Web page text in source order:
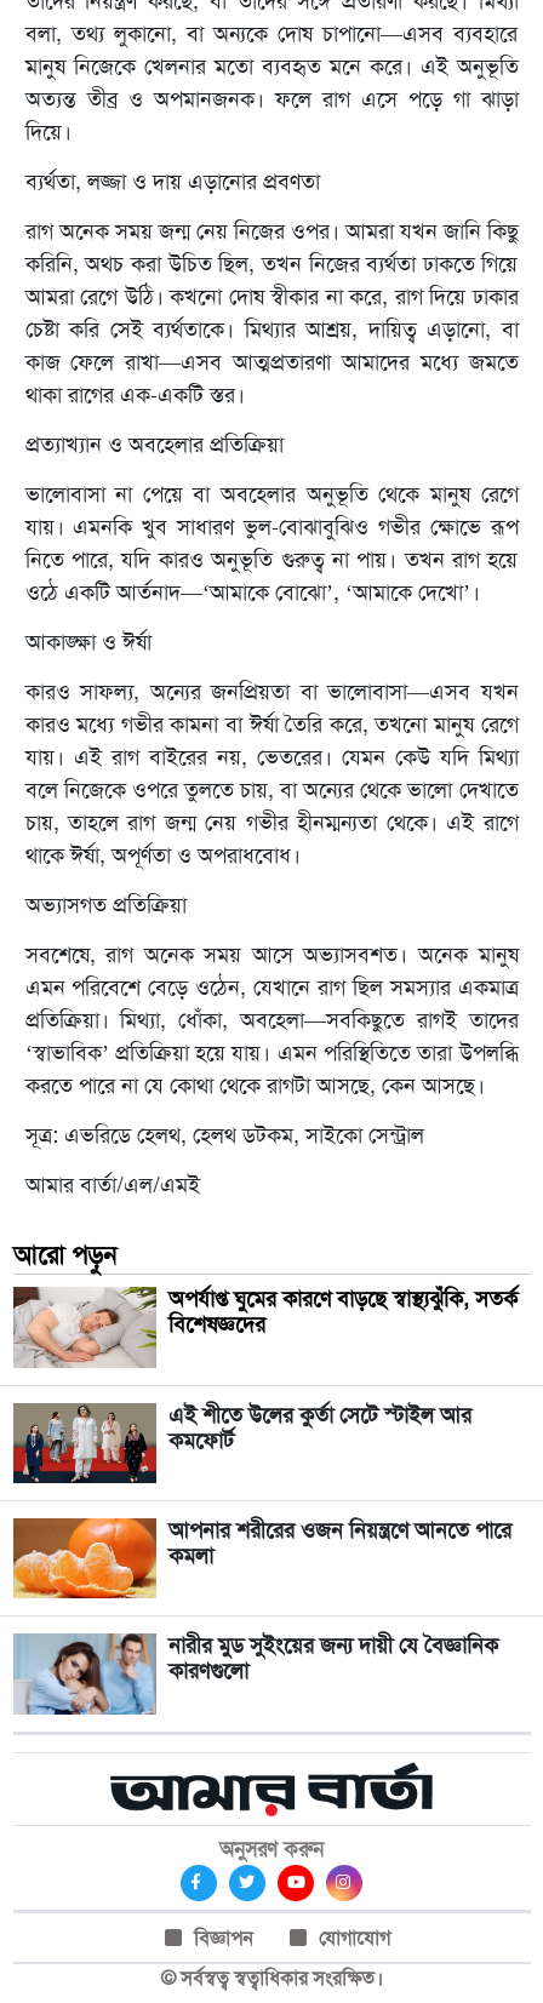
বলা, তথ্য লুকানো, বা অন্যকে দোষ চাপানো—এসব ব্যবহারে
মানুষ নিজেকে খেলনার মতো ব্যবহৃত মনে করে। এই অনুভূতি
অত্যন্ত তীব্র ও অপমানজনক। ফলে রাগ এসে পড়ে গা ঝাড়া
দিয়ে।
ব্যর্থতা, লজ্জা ও দায় এড়ানোর প্রবণতা
রাগ অনেক সময় জন্ম নেয় নিজের ওপর। আমরা যখন জানি কিছু
করিনি, অথচ করা উচিত ছিল, তখন নিজের ব্যর্থতা ঢাকতে গিয়ে
আমরা রেগে উঠি। কখনো দোষ স্বীকার না করে, রাগ দিয়ে ঢাকার
চেষ্টা করি সেই ব্যর্থতাকে। মিথ্যার আশ্রয়, দায়িত্ব এড়ানো, বা
কাজ ফেলে রাখা—এসব আত্মপ্রতারণা আমাদের মধ্যে জমতে
থাকা রাগের এক-একটি স্তর।
প্রত্যাখ্যান ও অবহেলার প্রতিক্রিয়া
ভালোবাসা না পেয়ে বা অবহেলার অনুভূতি থেকে মানুষ রেগে
যায়। এমনকি খুব সাধারণ ভুল-বোঝাবুঝিও গভীর ক্ষোভে রূপ
নিতে পারে, যদি কারও অনুভূতি গুরুত্ব না পায়। তখন রাগ হয়ে
ওঠে একটি আর্তনাদ—‘আমাকে বোঝো’, ‘আমাকে দেখো’।
আকাঙ্ক্ষা ও ঈর্ষা
কারও সাফল্য, অন্যের জনপ্রিয়তা বা ভালোবাসা—এসব যখন
কারও মধ্যে গভীর কামনা বা ঈর্ষা তৈরি করে, তখনো মানুষ রেগে
যায়। এই রাগ বাইরের নয়, ভেতরের। যেমন কেউ যদি মিথ্যা
বলে নিজেকে ওপরে তুলতে চায়, বা অন্যের থেকে ভালো দেখাতে
চায়, তাহলে রাগ জন্ম নেয় গভীর হীনম্মন্যতা থেকে। এই রাগে
থাকে ঈর্ষা, অপূর্ণতা ও অপরাধবোধ।
অভ্যাসগত প্রতিক্রিয়া
সবশেষে, রাগ অনেক সময় আসে অভ্যাসবশত। অনেক মানুষ
এমন পরিবেশে বেড়ে ওঠেন, যেখানে রাগ ছিল সমস্যার একমাত্র
প্রতিক্রিয়া। মিথ্যা, ধোঁকা, অবহেলা—সবকিছুতে রাগই তাদের
‘স্বাভাবিক’ প্রতিক্রিয়া হয়ে যায়। এমন পরিস্থিতিতে তারা উপলব্ধি
করতে পারে না যে কোথা থেকে রাগটা আসছে, কেন আসছে।
সূত্র: এভরিডে হেলথ, হেলথ ডটকম, সাইকো সেন্ট্রাল
আমার বার্তা/এল/এমই
আরো পড়ুন
অপর্যাপ্ত ঘুমের কারণে বাড়ছে স্বাস্থ্যঝুঁকি, সতর্ক
বিশেষজ্ঞদের
এই শীতে উলের কুর্তা সেটে স্টাইল আর
কমফোর্ট
আপনার শরীরের ওজন নিয়ন্ত্রণে আনতে পারে
কমলা
নারীর মুড সুইংয়ের জন্য দায়ী যে বৈজ্ঞানিক
কারণগুলো
অনুসরণ করুন
বিজ্ঞাপন
যোগাযোগ
© সর্বস্বত্ব স্বত্বাধিকার সংরক্ষিত।